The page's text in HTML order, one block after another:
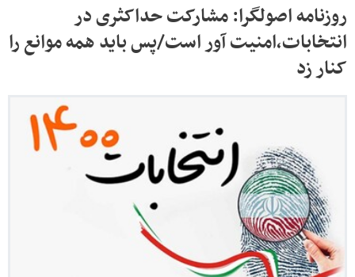
روزنامه اصولگرا: مشارکت حداکثری در
انتخابات،امنیت آور است/پس باید همه موانع را
کنار زد